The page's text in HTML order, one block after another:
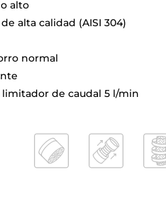
alto
alta calidad (AISI 304)
normal
de caudal 5 l/min